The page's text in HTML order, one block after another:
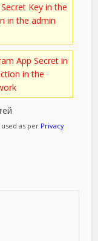
Key in the
in the admin
App Secret in
in the
as per Privacy